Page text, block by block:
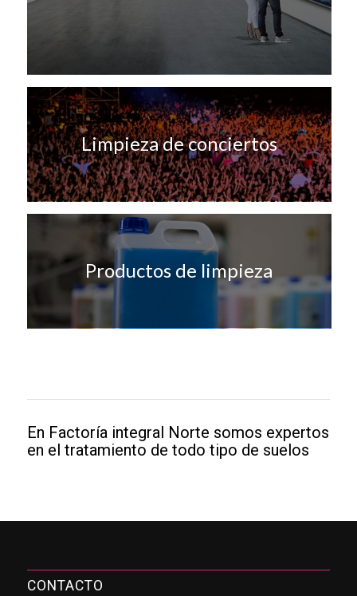
Limpieza de conciertos
Productos de limpieza
En Factoría integral Norte somos expertos
en el tratamiento de todo tipo de suelos
CONTACTO